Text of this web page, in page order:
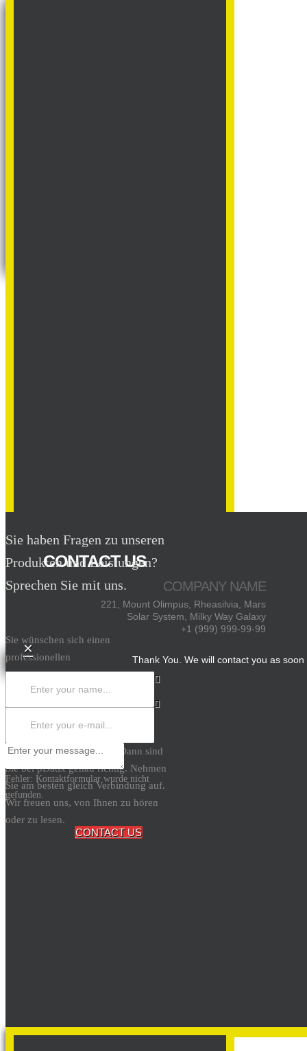
CONTACT US
COMPANY NAME
221, Mount Olimpus, Rheasilvia, Mars
Solar System, Milky Way Galaxy
+1 (999) 999-99-99
×
Thank You. We will contact you as
CONTACT US
Sie haben Fragen zu unseren
Produkten und Leistungen?
Sprechen Sie mit uns.
Sie wünschen sich einen
professionellen
Datenschutzbeauftragten? Dann sind
Sie bei pDatix genau richtig. Nehmen
Sie am besten gleich Verbindung auf.
Wir freuen uns, von Ihnen zu hören
oder zu lesen.
× Schliessen
Fehler: Kontaktformular wurde nicht
gefunden.